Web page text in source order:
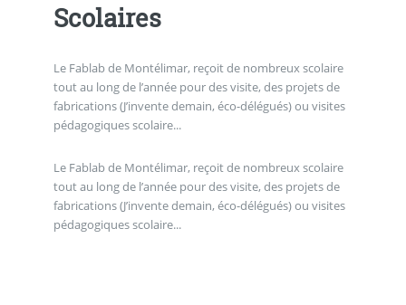
Scolaires
Le Fablab de Montélimar, reçoit de nombreux scolaire
tout au long de l’année pour des visite, des projets de
fabrications (J’invente demain, éco-délégués) ou visites
pédagogiques scolaire...
Le Fablab de Montélimar, reçoit de nombreux scolaire
tout au long de l’année pour des visite, des projets de
fabrications (J’invente demain, éco-délégués) ou visites
pédagogiques scolaire...